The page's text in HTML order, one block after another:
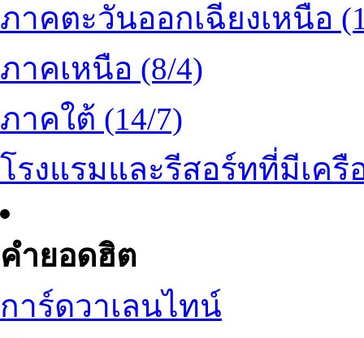
ภาคตะวันออกเฉียงเหนือ
ภาคเหนือ (8/4)
ภาคใต้ (14/7)
โรงแรมและรีสอร์ทที่มีเครื
คำยอดฮิต
การ์ดวาเลนไทน์